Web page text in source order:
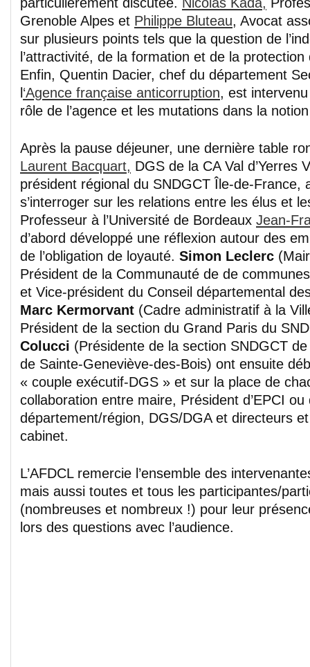
Grenoble Alpes et Philippe Bluteau, Avocat
sur plusieurs points tels que la question de
l’attractivité, de la formation et de la
Enfin, Quentin Dacier, chef du département
‘Agence française anticorruption, est
rôle de l’agence et les mutations dans la
Après la pause déjeuner, une dernière table
Laurent Bacquart, DGS de la CA Val d’Yerres
président régional du SNDGCT Île-de-France,
s’interroger sur les relations entre les élus et
Professeur à l’Université de Bordeaux Jean-
d’abord développé une réflexion autour des
de l’obligation de loyauté. Simon Leclerc
Président de la Communauté de de
et Vice-président du Conseil départemental
Marc Kermorvant (Cadre administratif à la
Président de la section du Grand Paris du
Colucci (Présidente de la section SNDGCT de
de Sainte-Geneviève-des-Bois) ont ensuite
« couple exécutif-DGS » et sur la place de
collaboration entre maire, Président d’EPCI ou
département/région, DGS/DGA et directeurs
cabinet.
L’AFDCL remercie l’ensemble des
mais aussi toutes et tous les participantes/
(nombreuses et nombreux !) pour leur
lors des questions avec l’audience.